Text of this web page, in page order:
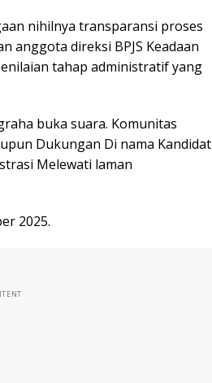
nihilnya transparansi proses
anggota direksi BPJS Keadaan
tahap administratif yang
buka suara. Komunitas
Dukungan Di nama Kandidat
Melewati laman
2025.